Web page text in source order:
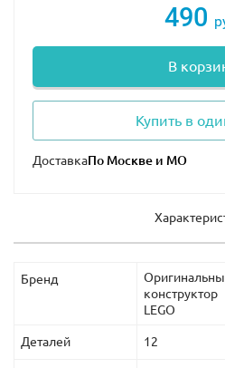
Солдат-клон 501-го
490
В
Купить в
Доставка
Бренд
конструктор
LEGO
Деталей 12